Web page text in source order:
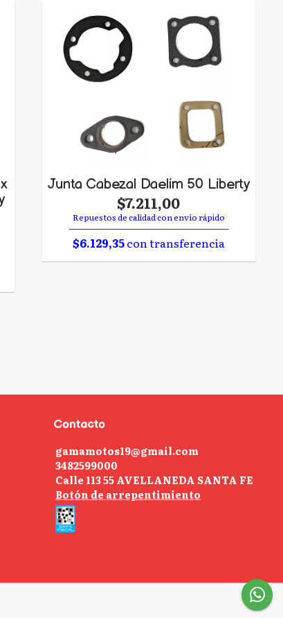
Junta Cabezal Daelim 50 Liberty
$7.211,00
Repuestos de calidad con envío rápido
$6.129,35con transferencia
Contacto
gamamotos19@gmail.com
3482599000
Calle 113 55 AVELLANEDA SANTA FE
Botón de arrepentimiento